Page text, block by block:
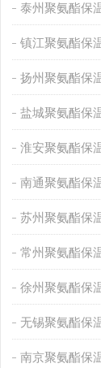
泰州聚氨酯保
镇江聚氨酯保
扬州聚氨酯保
盐城聚氨酯保
淮安聚氨酯保
南通聚氨酯保
苏州聚氨酯保
常州聚氨酯保
徐州聚氨酯保
无锡聚氨酯保
南京聚氨酯保